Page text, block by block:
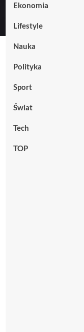
Ekonomia
Lifestyle
Nauka
Polityka
Sport
Świat
Tech
TOP